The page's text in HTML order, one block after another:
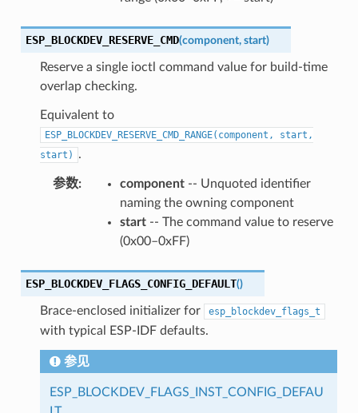
ESP_BLOCKDEV_RESERVE_CMD(component, start)
Reserve a single ioctl command value for build-time
overlap checking.
Equivalent to
ESP_BLOCKDEV_RESERVE_CMD_RANGE(component,
start,
start)
.
参数: component-- Unquoted identifier
naming the owning component
start-- The command value to reserve
(0x00–0xFF)
ESP_BLOCKDEV_FLAGS_CONFIG_DEFAULT()
Brace-enclosed initializer for esp_blockdev_flags_t
with typical ESP-IDF defaults.
参见
ESP_BLOCKDEV_FLAGS_INST_CONFIG_DEFAU